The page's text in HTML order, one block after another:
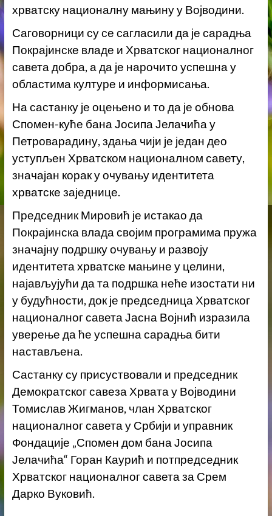
хрватску националну мањину у Војводини.
Саговорници су се сагласили да је сарадња
Покрајинске владе и Хрватског националног
савета добра, а да је нарочито успешна у
областима културе и информисања.
На састанку је оцењено и то да је обнова
Спомен-куће бана Јосипа Јелачића у
Петроварадину, здања чији је један део
уступљен Хрватском националном савету,
значајан корак у очувању идентитета
хрватске заједнице.
Председник Мировић је истакао да
Покрајинска влада својим програмима пружа
значајну подршку очувању и развоју
идентитета хрватске мањине у целини,
најављујући да та подршка неће изостати ни
у будућности, док је председница Хрватског
националног савета Јасна Војнић изразила
уверење да ће успешна сарадња бити
настављена.
Састанку су присуствовали и председник
Демократског савеза Хрвата у Војводини
Томислав Жигманов, члан Хрватског
националног савета у Србији и управник
Фондације „Спомен дом бана Јосипа
Јелачића“ Горан Каурић и потпредседник
Хрватског националног савета за Срем
Дарко Вуковић.